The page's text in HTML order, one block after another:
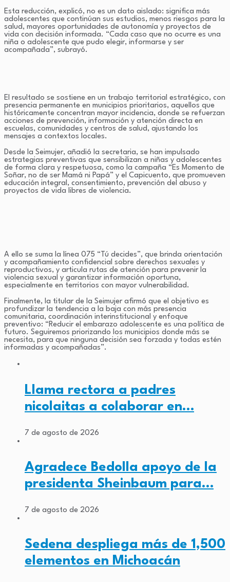
Esta reducción, explicó, no es un dato aislado: significa más
adolescentes que continúan sus estudios, menos riesgos para la
salud, mayores oportunidades de autonomía y proyectos de
vida con decisión informada. “Cada caso que no ocurre es una
niña o adolescente que pudo elegir, informarse y ser
acompañada”, subrayó.
El resultado se sostiene en un trabajo territorial estratégico, con
presencia permanente en municipios prioritarios, aquellos que
históricamente concentran mayor incidencia, donde se refuerzan
acciones de prevención, información y atención directa en
escuelas, comunidades y centros de salud, ajustando los
mensajes a contextos locales.
Desde la Seimujer, añadió la secretaria, se han impulsado
estrategias preventivas que sensibilizan a niñas y adolescentes
de forma clara y respetuosa, como la campaña “Es Momento de
Soñar, no de ser Mamá ni Papá” y el Capicuento, que promueven
educación integral, consentimiento, prevención del abuso y
proyectos de vida libres de violencia.
A ello se suma la línea 075 “Tú decides”, que brinda orientación
y acompañamiento confidencial sobre derechos sexuales y
reproductivos, y articula rutas de atención para prevenir la
violencia sexual y garantizar información oportuna,
especialmente en territorios con mayor vulnerabilidad.
Finalmente, la titular de la Seimujer afirmó que el objetivo es
profundizar la tendencia a la baja con más presencia
comunitaria, coordinación interinstitucional y enfoque
preventivo: “Reducir el embarazo adolescente es una política de
futuro. Seguiremos priorizando los municipios donde más se
necesita, para que ninguna decisión sea forzada y todas estén
informadas y acompañadas”.
Llama rectora a padres
nicolaitas a colaborar en…
7 de agosto de 2026
Agradece Bedolla apoyo de la
presidenta Sheinbaum para…
7 de agosto de 2026
Sedena despliega más de 1,500
elementos en Michoacán